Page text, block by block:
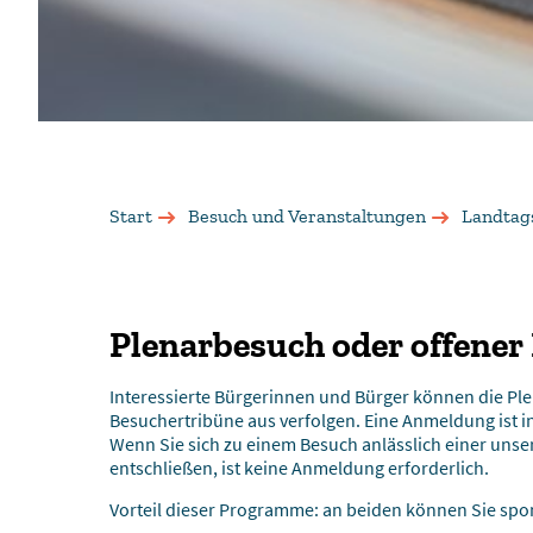
Start Besuch und Veranstaltungen
Plenarbesuch oder
Interessierte Bürgerinnen und Bürger können die
Besuchertribüne aus verfolgen. Eine Anmeldung ist
Wenn Sie sich zu einem Besuch anlässlich einer
entschließen, ist keine Anmeldung erforderlich.
Vorteil dieser Programme: an beiden können Sie